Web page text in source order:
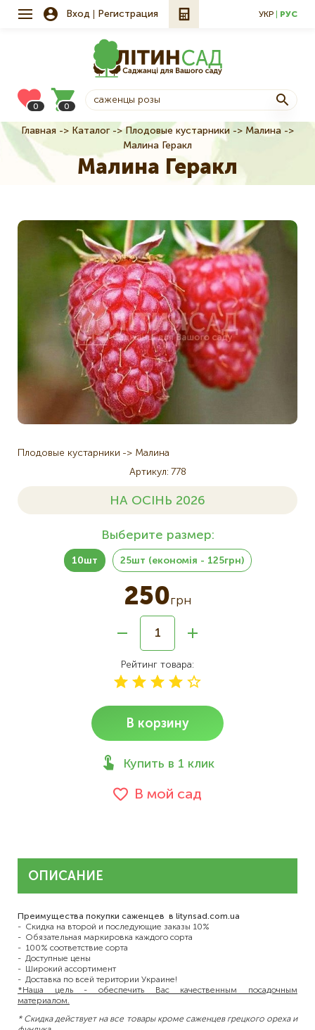
Вход Регистрация УКР РУС
0 0
Строка
навигации
Главная Каталог Плодовые кустарники
Малина
Малина Геракл
Малина Геракл
Плодовые кустарники
Малина
Артикул 778
НА ОСІНЬ 2026
Выберите размер:
10шт 25шт (економія - 125грн)
250грн
Рейтинг товара
В корзину
Купить в 1 клик
В мой сад
ОПИСАНИЕ
Преимущества покупки саженцев в litynsad.com.ua
- Скидка на второй и последующие заказы 10%
- Обязательная маркировка каждого сорта
- 100% соответствие сорта
- Доступные цены
- Широкий ассортимент
- Доставка по всей територии Украине!
*Наша цель - обеспечить Вас качественным посадочным
материалом.
* Скидка действует на все товары кроме саженцев грецкого ореха и